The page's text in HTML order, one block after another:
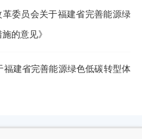
委员会关于福建省完善能源绿
的意见》
建省完善能源绿色低碳转型体